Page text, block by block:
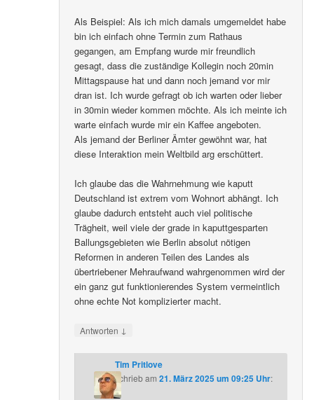
Als Beispiel: Als ich mich damals umgemeldet habe
bin ich einfach ohne Termin zum Rathaus
gegangen, am Empfang wurde mir freundlich
gesagt, dass die zuständige Kollegin noch 20min
Mittagspause hat und dann noch jemand vor mir
dran ist. Ich wurde gefragt ob ich warten oder lieber
in 30min wieder kommen möchte. Als ich meinte ich
warte einfach wurde mir ein Kaffee angeboten.
Als jemand der Berliner Ämter gewöhnt war, hat
diese Interaktion mein Weltbild arg erschüttert.
Ich glaube das die Wahrnehmung wie kaputt
Deutschland ist extrem vom Wohnort abhängt. Ich
glaube dadurch entsteht auch viel politische
Trägheit, weil viele der grade in kaputtgesparten
Ballungsgebieten wie Berlin absolut nötigen
Reformen in anderen Teilen des Landes als
übertriebener Mehraufwand wahrgenommen wird der
ein ganz gut funktionierendes System vermeintlich
ohne echte Not komplizierter macht.
Antworten ↓
Tim Pritlove
schriebam 21. März 2025 um 09:25 Uhr: